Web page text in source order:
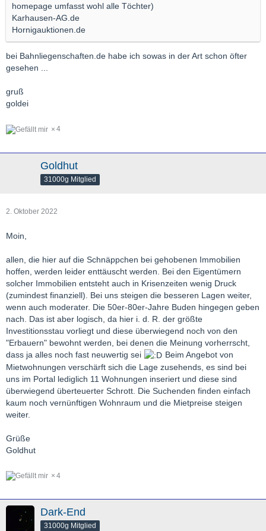
homepage umfasst wohl alle Töchter)
Karhausen-AG.de
Hornigauktionen.de
bei Bahnliegenschaften.de habe ich sowas in der Art schon öfter
gesehen ...
gruß
goldei
4
Goldhut
31000g Mitglied
2. Oktober 2022
Moin,
allen, die hier auf die Schnäppchen bei gehobenen Immobilien
hoffen, werden leider enttäuscht werden. Bei den Eigentümern
solcher Immobilien entsteht auch in Krisenzeiten wenig Druck
(zumindest finanziell). Bei uns steigen die besseren Lagen weiter,
wenn auch moderater. Die 50er-80er-Jahre Buden hingegen geben
nach. Das ist aber logisch, da hier i. d. R. der größte
Investitionsstau vorliegt und diese überwiegend noch von den
"Erbauern" bewohnt werden, bei denen die Meinung vorherrscht,
dass ja alles noch fast neuwertig sei
Beim Angebot von
Mietwohnungen verschärft sich die Lage zusehends, es sind bei
uns im Portal lediglich 11 Wohnungen inseriert und diese sind
überwiegend überteuerter Schrott. Die Suchenden finden einfach
kaum noch vernünftigen Wohnraum und die Mietpreise steigen
weiter.
Grüße
Goldhut
4
Dark-End
31000g Mitglied